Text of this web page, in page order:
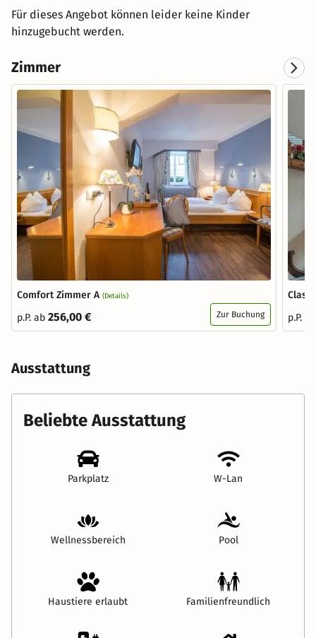
Für dieses Angebot können leider keine Kinder
hinzugebucht werden.
Zimmer
Comfort Zimmer A (Details)
p.P. ab 256,00 € Zur Buchung
p.P.
Ausstattung
Beliebte Ausstattung
Parkplatz W-Lan
Wellnessbereich Pool
Haustiere erlaubt Familienfreundlich